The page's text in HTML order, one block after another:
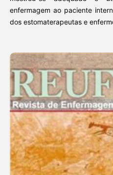
enfermagem ao paciente
dos estomaterapeutas e